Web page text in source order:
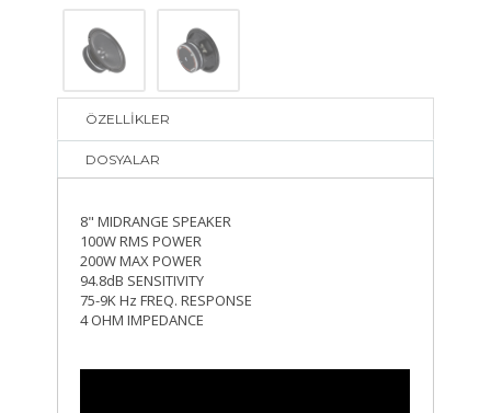
ÖZELLİKLER
DOSYALAR
8" MIDRANGE SPEAKER
100W RMS POWER
200W MAX POWER
94.8dB SENSITIVITY
75-9K Hz FREQ. RESPONSE
4 OHM IMPEDANCE